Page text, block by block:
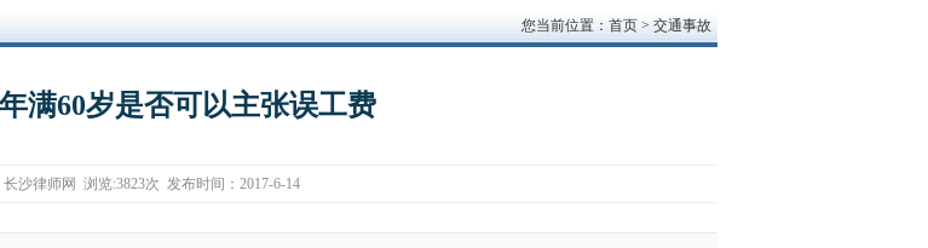
您当前位置：首页 > 交通事故
满60岁是否可以主张误工费
长沙律师网 浏览:3823次 发布时间：2017-6-14